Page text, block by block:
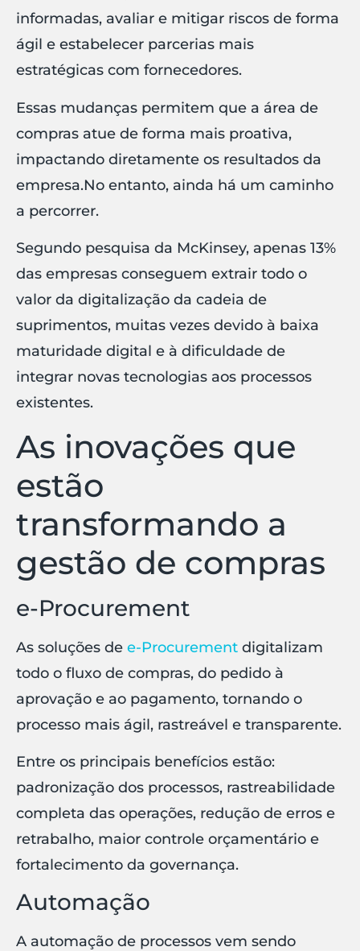
informadas, avaliar e mitigar riscos de forma
ágil e estabelecer parcerias mais
estratégicas com fornecedores.
Essas mudanças permitem que a área de
compras atue de forma mais proativa,
impactando diretamente os resultados da
empresa.No entanto, ainda há um caminho
a percorrer.
Segundo pesquisa da McKinsey, apenas 13%
das empresas conseguem extrair todo o
valor da digitalização da cadeia de
suprimentos, muitas vezes devido à baixa
maturidade digital e à dificuldade de
integrar novas tecnologias aos processos
existentes.
As inovações que
estão
transformando a
gestão de compras
e-Procurement
As soluções de e-Procurement digitalizam
todo o fluxo de compras, do pedido à
aprovação e ao pagamento, tornando o
processo mais ágil, rastreável e transparente.
Entre os principais benefícios estão:
padronização dos processos, rastreabilidade
completa das operações, redução de erros e
retrabalho, maior controle orçamentário e
fortalecimento da governança.
Automação
A automação de processos vem sendo